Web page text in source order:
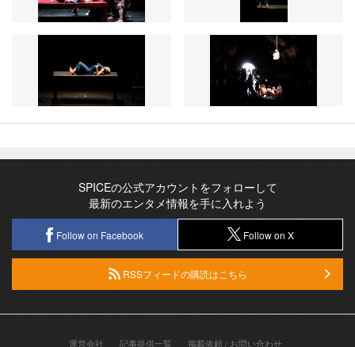
SPICEの公式アカウントをフォローして
最新のエンタメ情報を手に入れよう
Follow on Facebook Follow on X
RSSフィードの購読はこちら
運営会社 記事提供一覧 掲載依頼 / お問い合わせ